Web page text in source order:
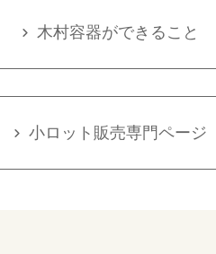
木村容器ができること
小ロット販売専門ページ